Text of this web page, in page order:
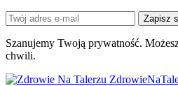
Zapisz
Szanujemy Twoją prywatność.
chwili.